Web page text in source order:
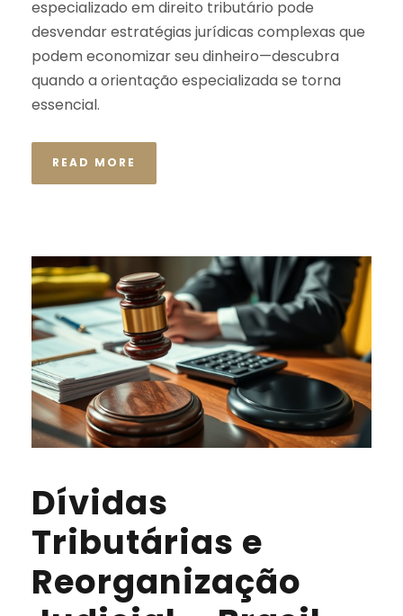
especializado em direito tributário pode
desvendar estratégias jurídicas complexas que
podem economizar seu dinheiro—descubra
quando a orientação especializada se torna
essencial.
READ MORE
Dívidas
Tributárias e
Reorganização